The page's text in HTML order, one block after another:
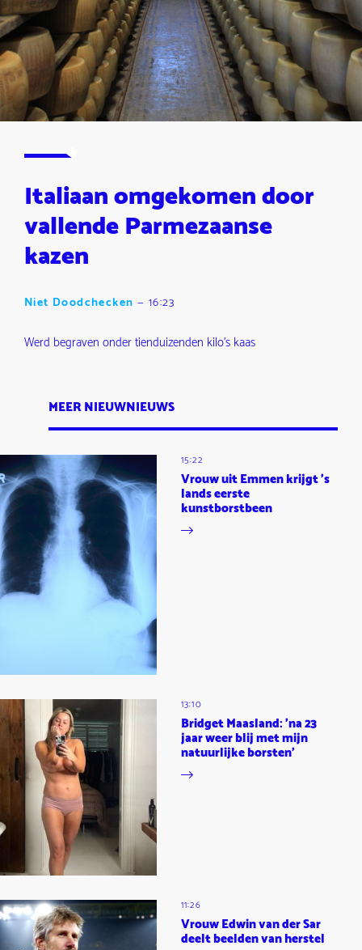
Italiaan omgekomen door
vallende Parmezaanse
kazen
Niet Doodchecken — 16:23
Werd begraven onder tienduizenden kilo's kaas
MEER NIEUWNIEUWS
15:22
Vrouw uit Emmen krijgt 's
lands eerste
kunstborstbeen
13:10
Bridget Maasland: 'na 23
jaar weer blij met mijn
natuurlijke borsten'
11:26
Vrouw Edwin van der Sar
deelt beelden van herstel